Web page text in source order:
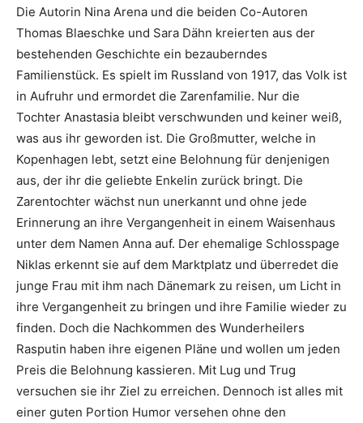
Die Autorin Nina Arena und die beiden Co-Autoren
Thomas Blaeschke und Sara Dähn kreierten aus der
bestehenden Geschichte ein bezauberndes
Familienstück. Es spielt im Russland von 1917, das Volk ist
in Aufruhr und ermordet die Zarenfamilie. Nur die
Tochter Anastasia bleibt verschwunden und keiner weiß,
was aus ihr geworden ist. Die Großmutter, welche in
Kopenhagen lebt, setzt eine Belohnung für denjenigen
aus, der ihr die geliebte Enkelin zurück bringt. Die
Zarentochter wächst nun unerkannt und ohne jede
Erinnerung an ihre Vergangenheit in einem Waisenhaus
unter dem Namen Anna auf. Der ehemalige Schlosspage
Niklas erkennt sie auf dem Marktplatz und überredet die
junge Frau mit ihm nach Dänemark zu reisen, um Licht in
ihre Vergangenheit zu bringen und ihre Familie wieder zu
finden. Doch die Nachkommen des Wunderheilers
Rasputin haben ihre eigenen Pläne und wollen um jeden
Preis die Belohnung kassieren. Mit Lug und Trug
versuchen sie ihr Ziel zu erreichen. Dennoch ist alles mit
einer guten Portion Humor versehen ohne den